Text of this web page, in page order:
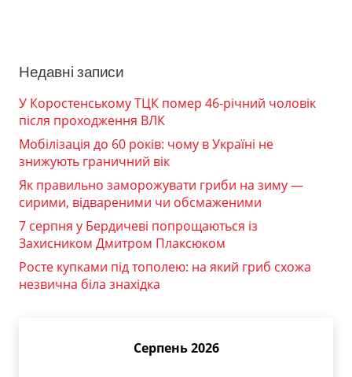
Недавні записи
У Коростенському ТЦК помер 46-річний чоловік
після проходження ВЛК
Мобілізація до 60 років: чому в Україні не
знижують граничний вік
Як правильно заморожувати гриби на зиму —
сирими, відвареними чи обсмаженими
7 серпня у Бердичеві попрощаються із
Захисником Дмитром Плаксюком
Росте купками під тополею: на який гриб схожа
незвична біла знахідка
Серпень 2026